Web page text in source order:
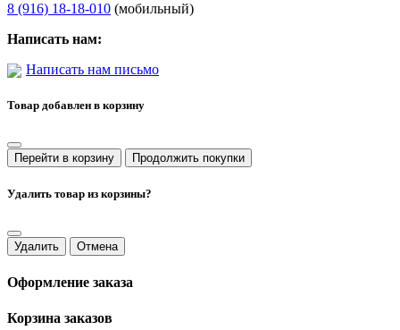
8 (916) 18-18-010 (мобильный)
Написать нам:
Написать нам письмо
Товар добавлен в корзину
Перейти в корзину Продолжить покупки
Удалить товар из корзины?
Удалить Отмена
Оформление заказа
Корзина заказов